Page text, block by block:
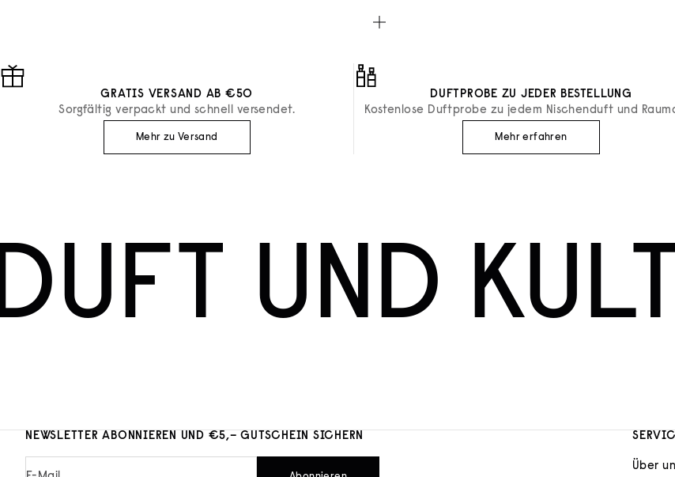
GRATIS VERSAND AB €50
Sorgfältig verpackt und schnell versendet.
Mehr zu Versand
DUFTPROBE ZU JEDER BESTELLUNG
Kostenlose Duftprobe zu jedem Nischenduft und
Mehr erfahren
UND
NEWSLETTER ABONNIEREN UND €5,– GUTSCHEIN SICHERN
Über